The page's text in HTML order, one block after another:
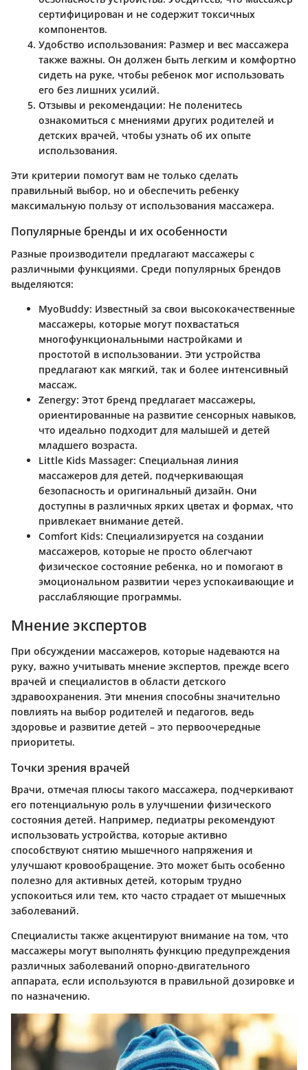
сертифицирован и не содержит токсичных
компонентов.
Удобство использования: Размер и вес массажера
также важны. Он должен быть легким и комфортно
сидеть на руке, чтобы ребенок мог использовать
его без лишних усилий.
Отзывы и рекомендации: Не поленитесь
ознакомиться с мнениями других родителей и
детских врачей, чтобы узнать об их опыте
использования.
Эти критерии помогут вам не только сделать
правильный выбор, но и обеспечить ребенку
максимальную пользу от использования массажера.
Популярные бренды и их особенности
Разные производители предлагают массажеры с
различными функциями. Среди популярных брендов
выделяются:
MyoBuddy: Известный за свои высококачественные
массажеры, которые могут похвастаться
многофункциональными настройками и
простотой в использовании. Эти устройства
предлагают как мягкий, так и более интенсивный
массаж.
Zenergy: Этот бренд предлагает массажеры,
ориентированные на развитие сенсорных навыков,
что идеально подходит для малышей и детей
младшего возраста.
Little Kids Massager: Специальная линия
массажеров для детей, подчеркивающая
безопасность и оригинальный дизайн. Они
доступны в различных ярких цветах и формах, что
привлекает внимание детей.
Comfort Kids: Специализируется на создании
массажеров, которые не просто облегчают
физическое состояние ребенка, но и помогают в
эмоциональном развитии через успокаивающие и
расслабляющие программы.
Мнение экспертов
При обсуждении массажеров, которые надеваются на
руку, важно учитывать мнение экспертов, прежде всего
врачей и специалистов в области детского
здравоохранения. Эти мнения способны значительно
повлиять на выбор родителей и педагогов, ведь
здоровье и развитие детей – это первоочередные
приоритеты.
Точки зрения врачей
Врачи, отмечая плюсы такого массажера, подчеркивают
его потенциальную роль в улучшении физического
состояния детей. Например, педиатры рекомендуют
использовать устройства, которые активно
способствуют снятию мышечного напряжения и
улучшают кровообращение. Это может быть особенно
полезно для активных детей, которым трудно
успокоиться или тем, кто часто страдает от мышечных
заболеваний.
Специалисты также акцентируют внимание на том, что
массажеры могут выполнять функцию предупреждения
различных заболеваний опорно-двигательного
аппарата, если используются в правильной дозировке и
по назначению.